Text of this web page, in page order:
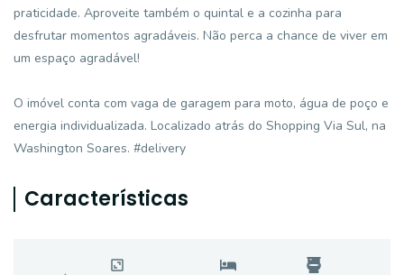
praticidade. Aproveite também o quintal e a cozinha para
desfrutar momentos agradáveis. Não perca a chance de viver em
um espaço agradável!
O imóvel conta com vaga de garagem para moto, água de poço e
energia individualizada. Localizado atrás do Shopping Via Sul, na
Washington Soares. #delivery
Características